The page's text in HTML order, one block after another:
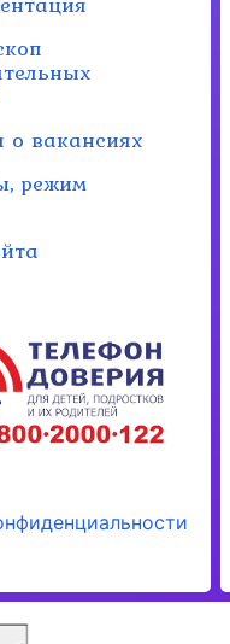
о вакансиях
режим